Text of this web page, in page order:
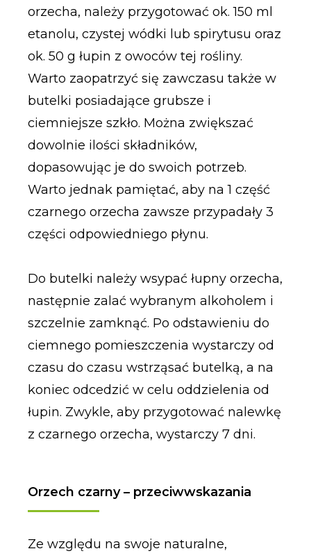
orzecha, należy przygotować ok. 150 ml
etanolu, czystej wódki lub spirytusu oraz
ok. 50 g łupin z owoców tej rośliny.
Warto zaopatrzyć się zawczasu także w
butelki posiadające grubsze i
ciemniejsze szkło. Można zwiększać
dowolnie ilości składników,
dopasowując je do swoich potrzeb.
Warto jednak pamiętać, aby na 1 część
czarnego orzecha zawsze przypadały 3
części odpowiedniego płynu.
Do butelki należy wsypać łupny orzecha,
następnie zalać wybranym alkoholem i
szczelnie zamknąć. Po odstawieniu do
ciemnego pomieszczenia wystarczy od
czasu do czasu wstrząsać butelką, a na
koniec odcedzić w celu oddzielenia od
łupin. Zwykle, aby przygotować nalewkę
z czarnego orzecha, wystarczy 7 dni.
Orzech czarny – przeciwwskazania
Ze względu na swoje naturalne,